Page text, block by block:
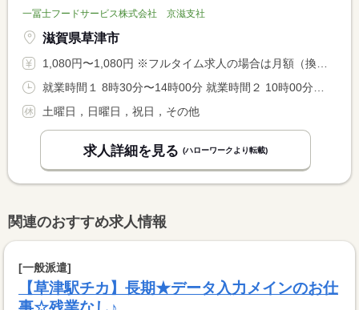
一冨士フードサービス株式会社 京滋支社
滋賀県草津市
1,080円〜1,080円 ※フルタイム求人の場合は月額（換算額）、パート求人の場合は時間額を表示しています。
土曜日，日曜日，祝日，その他
求人詳細を見る (ハローワークより転載)
関連のおすすめ求人情報
[一般派遣]
【草津駅チカ】長期★データ入力メインのお仕